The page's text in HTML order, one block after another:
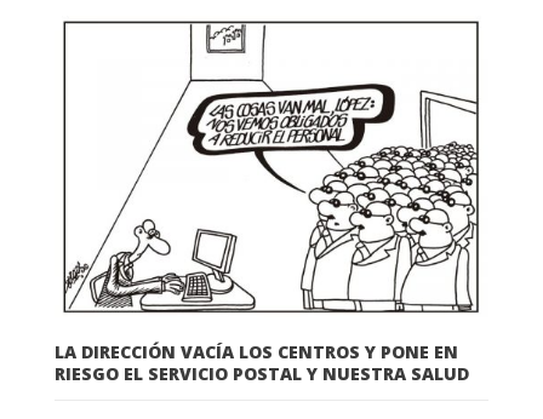
LA DIRECCIÓN VACÍA LOS CENTROS Y PONE EN
RIESGO EL SERVICIO POSTAL Y NUESTRA SALUD